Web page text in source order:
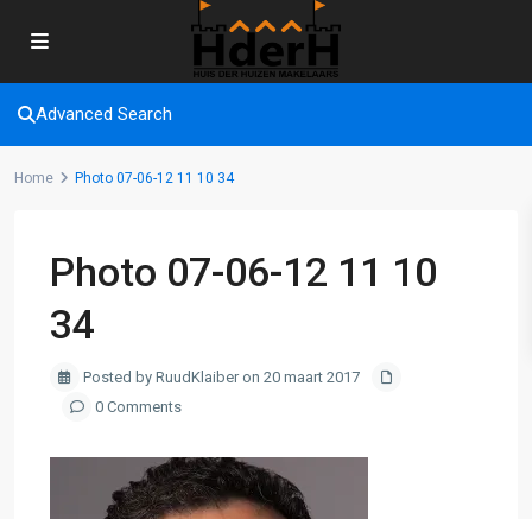
Advanced Search
Home Photo 07-06-12 11 10 34
Photo 07-06-12 11 10
34
Posted by RuudKlaiber on 20 maart 2017
0 Comments